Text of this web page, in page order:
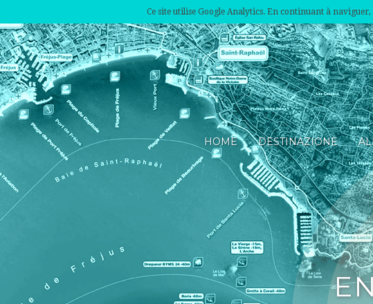
Ce site utilise Google Analytics. En continuant à
HOME DESTINAZIONE